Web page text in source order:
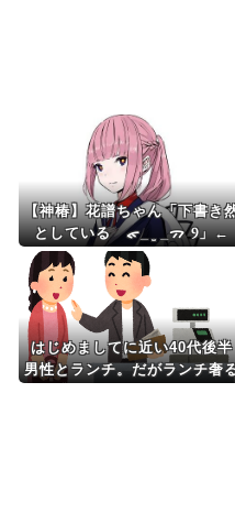
Powered by livedoor
【神椿】花譜ちゃん「下書き
としている ᯠ_ ̫ _ᯄ Ⳋ」←
『中々の出来栄え』『ナンスカ
の地上絵好き』
はじめましてに近い40代後半
男性とランチ。だがランチ奢